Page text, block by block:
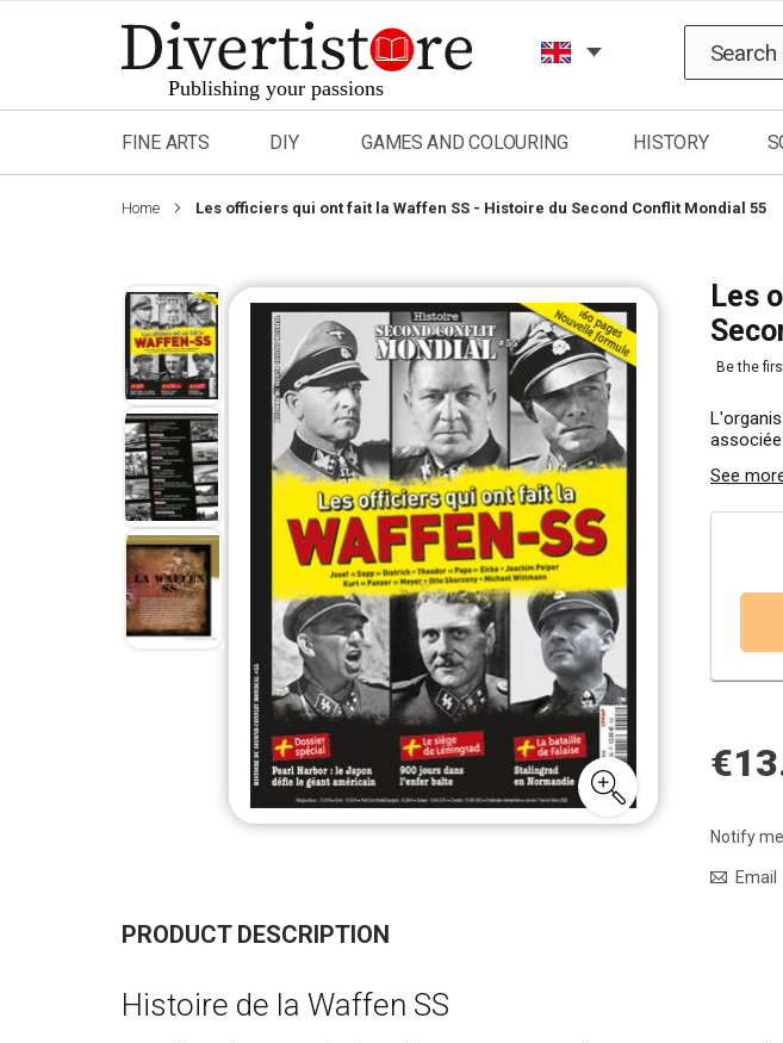
to
Content
FINE ARTS DIY GAMES AND COLOURING HISTORY
Home Les officiers qui ont fait la Waffen SS - Histoire du Second Conflit Mondial 55
Skip
to
the
end
of
the
images
gallery
beginning
of
images
gallery
Les
Be the
See
Notify
Email
PRODUCT DESCRIPTION
Histoire de la Waffen SS